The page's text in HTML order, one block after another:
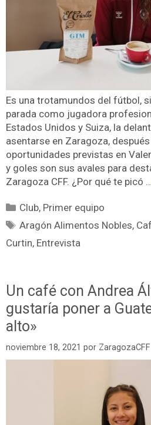
Es una trotamundos del fútbol,
parada como jugadora
Estados Unidos y Suiza, la
asentarse en Zaragoza,
oportunidades previstas en
y goles son sus avales para
Zaragoza CFF. ¿Por qué te picó …
Club, Primer equipo
Aragón Alimentos Nobles,
Curtin, Entrevista
Un café con Andrea
gustaría poner a
alto»
noviembre 18, 2021 por ZaragozaCFF